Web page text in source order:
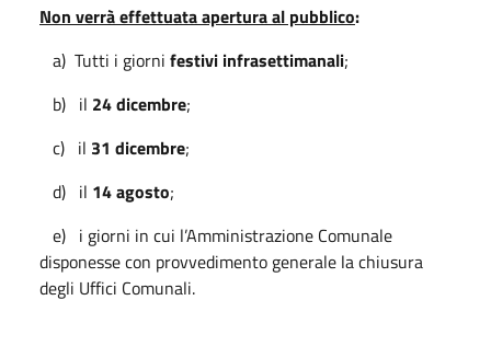
Non verrà effettuata apertura al pubblico:
a) Tutti i giorni festivi infrasettimanali;
b) il 24 dicembre;
c) il 31 dicembre;
d) il 14 agosto;
e) i giorni in cui l’Amministrazione Comunale
disponesse con provvedimento generale la chiusura
degli Uffici Comunali.